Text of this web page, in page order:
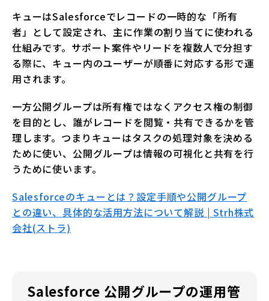
キューはSalesforceでレコードの一時的な「所有
者」として設定され、主に作業の割り当てに使われる
仕組みです。サポート案件やリードを複数人で分担す
る際に、キュー内のユーザーが順番に対応する形で運
用されます。
一方公開グループは所有権ではなくアクセス権の制御
を目的とし、誰がレコードを閲覧・共有できるかを管
理します。つまりキューはタスクの処理対象を決める
ために使い、公開グループは情報の可視化と共有を行
うために使います。
Salesforceのキューとは？設定手順や公開グループ
との違い、具体的な活用方法について解説 | Strh株式
会社(ストラ)
Salesforce 公開グループの運用管